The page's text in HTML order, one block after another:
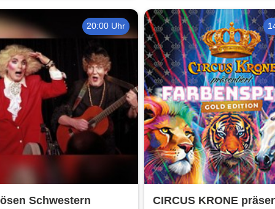
20:00 Uhr
Schwestern
CIRCUS KRONE